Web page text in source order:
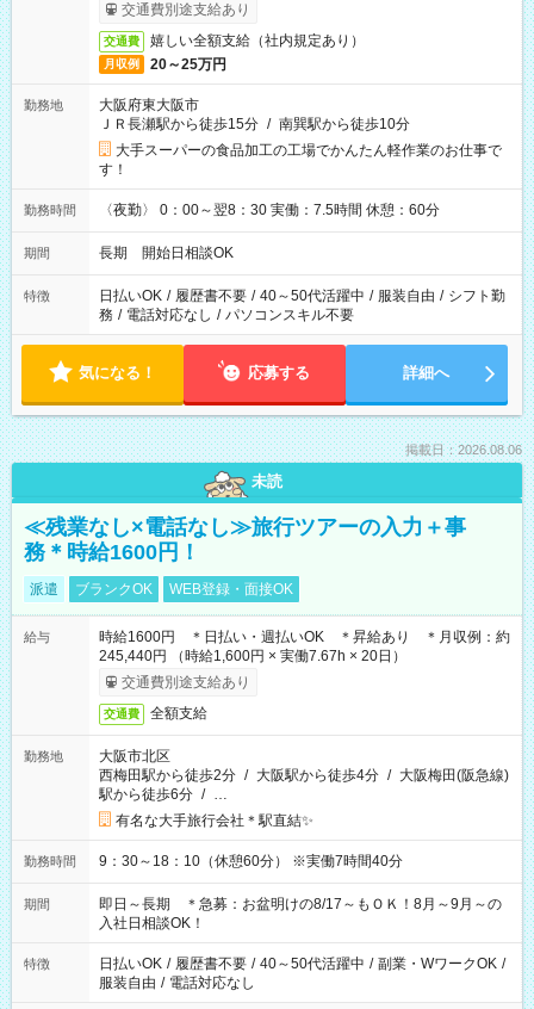
交通費別途支給あり
交通費 嬉しい全額支給（社内規定あり）
月収例 20～25万円
勤務地
大阪府東大阪市
ＪＲ長瀬駅から徒歩15分 / 南巽駅から徒歩10分
大手スーパーの食品加工の工場でかんたん軽作業のお仕事で
す！
勤務時間 〈夜勤〉 0：00～翌8：30 実働：7.5時間 休憩：60分
期間 長期 開始日相談OK
特徴 日払いOK / 履歴書不要 / 40～50代活躍中 / 服装自由 / シフト勤
務 / 電話対応なし / パソコンスキル不要
気になる！ 応募する 詳細へ
掲載日：2026.08.06
未読
≪残業なし×電話なし≫旅行ツアーの入力＋事
務＊時給1600円！
派遣 ブランクOK WEB登録・面接OK
給与
時給1600円 ＊日払い・週払いOK ＊昇給あり ＊月収例：約
245,440円 （時給1,600円 × 実働7.67h × 20日）
交通費別途支給あり
交通費 全額支給
勤務地
大阪市北区
西梅田駅から徒歩2分 / 大阪駅から徒歩4分 / 大阪梅田(阪急線)
駅から徒歩6分 / …
有名な大手旅行会社＊駅直結✨
勤務時間 9：30～18：10（休憩60分） ※実働7時間40分
期間
即日～長期 ＊急募：お盆明けの8/17～もＯＫ！8月～9月～の
入社日相談OK！
特徴 日払いOK / 履歴書不要 / 40～50代活躍中 / 副業・WワークOK /
服装自由 / 電話対応なし